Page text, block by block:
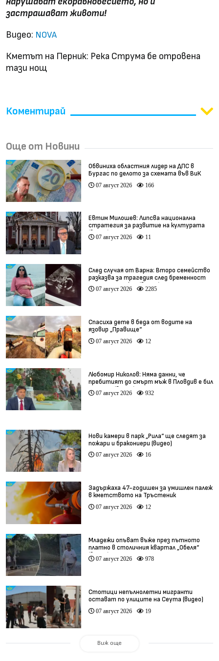
застрашават животи!
Видео: NOVA
Кметът на Перник: Река Струма бе отровена
тази нощ
Коментирай
Още от Новини
Обвиниха областния лидер на ДПС в
Бургас по делото за схемата във ВиК
07 август 2026 166
Евтим Милошев: Липсва национална
стратегия за развитие на културата
(видео)
07 август 2026 11
След случая от Варна: Второ семейство
разказва за трагедия след бременност
при същия лекар (видео)
07 август 2026 2285
Спасиха дете в беда от водите на
язовир „Правище“
07 август 2026 12
Любомир Николов: Няма данни, че
пребитият до смърт мъж в Пловдив е бил
педофил (видео)
07 август 2026 932
Нови камери в парк „Рила“ ще следят за
пожари и бракониери (видео)
07 август 2026 16
Задържаха 47-годишен за умишлен палеж
в кметството на Тръстеник
07 август 2026 12
Младежи опъват въже през пътното
платно в столичния квартал „Обеля“
(видео)
07 август 2026 978
Стотици непълнолетни мигранти
остават по улиците на Сеута (видео)
07 август 2026 19
Виж още